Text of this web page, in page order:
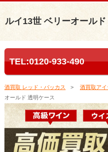
ルイ13世 ベリーオール
TEL:0120-933-490
酒買取 レッド・バッカス 酒買取アイ
オールド 透明ケース